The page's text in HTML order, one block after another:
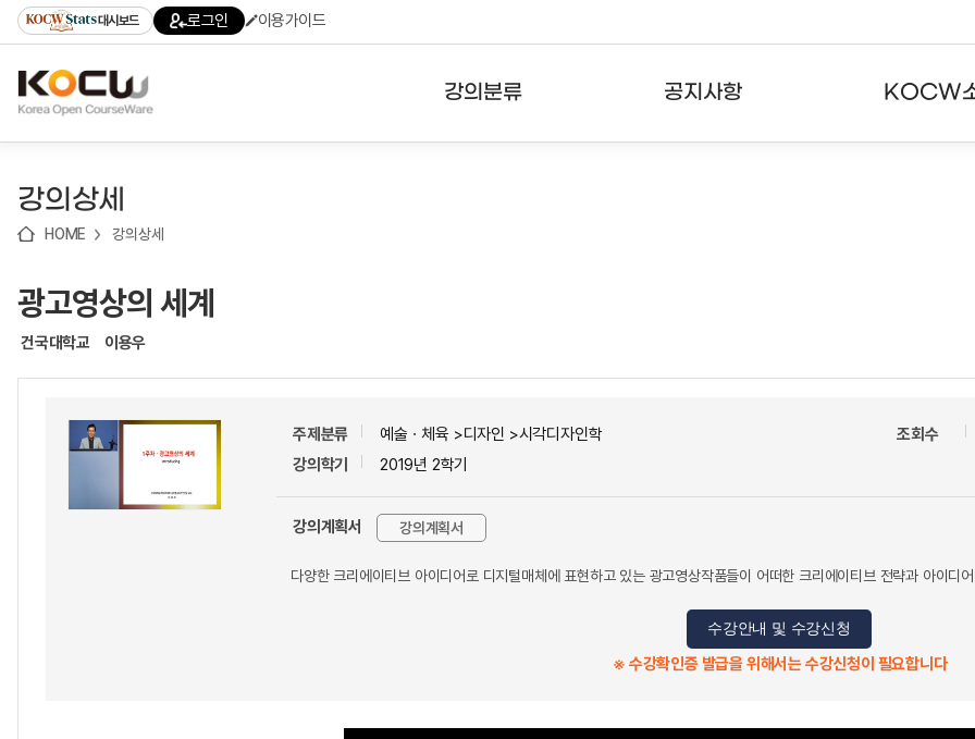
기
기
기
content)
가
대시보드 로그인 이용가이드
강의분류 공지사항 KOCW
강의상세
HOME 강의상세
광고영상의 세계
건국대학교 이용우
주제분류
예술ㆍ체육 >디자인 >시각디자인학
강의학기
2019년 2학기
조회수
강의계획서 강의계획서
다양한 크리에이티브 아이디어로 디지털매체에 표현하고 있는 광고영상작품들이 어떠한 크리에이티브 전략과 아이
수강안내 및 수강신청
※ 수강확인증 발급을 위해서는 수강신청이 필요합니다